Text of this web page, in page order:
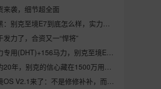
来袭，细节超全面
不吹不黑：别克至境E7到底怎么样，实力颜值兼具
发力了，合资又一“悍将”
混合动力专用(DHT)+156马力，别克至境E7购车指南
合资续约20年，别克的信心藏在1500万用户的长期主义里
别克至境OS V2.1来了：不是修修补补，而是整车同进化